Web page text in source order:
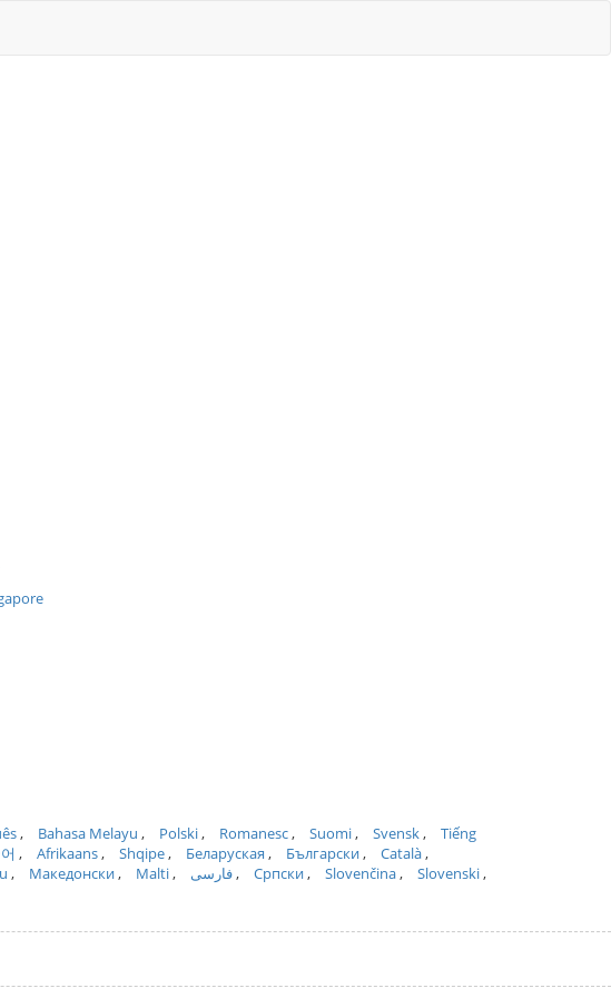
Bahasa Melayu Polski Romanesc Suomi Svensk
Tiếng
Afrikaans Shqipe Беларуская Български
Català
Македонски Malti فارسی Српски Slovenčina
Slovenski